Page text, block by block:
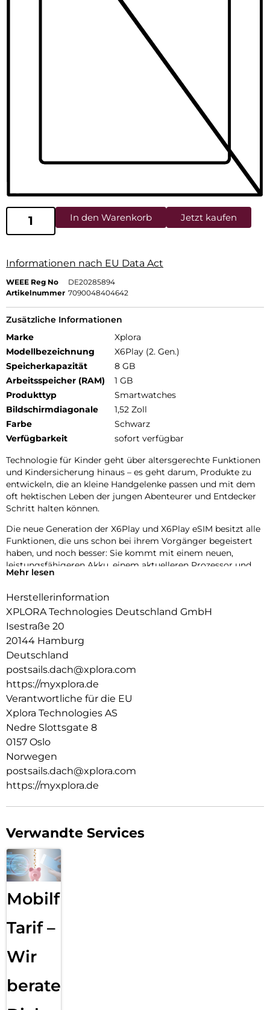
In den Warenkorb Jetzt kaufen
Informationen nach EU Data Act
WEEE Reg No
DE20285894
Artikelnummer 7090048404642
Zusätzliche Informationen
Marke
Xplora
Modellbezeichnung
X6Play (2. Gen.)
Speicherkapazität
8 GB
Arbeitsspeicher (RAM)
1 GB
Produkttyp
Smartwatches
Bildschirmdiagonale
1,52 Zoll
Farbe
Schwarz
Verfügbarkeit
sofort verfügbar
Technologie für Kinder geht über altersgerechte Funktionen
und Kindersicherung hinaus – es geht darum, Produkte zu
entwickeln, die an kleine Handgelenke passen und mit dem
oft hektischen Leben der jungen Abenteurer und Entdecker
Schritt halten können.
Die neue Generation der X6Play und X6Play eSIM besitzt alle
Funktionen, die uns schon bei ihrem Vorgänger begeistert
haben, und noch besser: Sie kommt mit einem neuen,
leistungsfähigeren Akku, einem aktuelleren Prozessor und
einem gewebten, elastischen Textilarmband für noch mehr
Das neue Design umfasst außerdem zwei austauschbare
Frames zum Individualisieren der Uhr. Die neue Generation
Eltern, die sich für ihr Kind einen sicheren Einstieg in die
digitale Kommunikation wünschen, ohne Kompromisse bei
Zuverlässigkeit und Qualität einzugehen.
Mehr lesen
Herstellerinformation
XPLORA Technologies Deutschland GmbH
Isestraße 20
20144 Hamburg
Deutschland
postsails.dach@xplora.com
https://myxplora.de
Verantwortliche für die EU
Xplora Technologies AS
Nedre Slottsgate 8
0157 Oslo
Norwegen
postsails.dach@xplora.com
https://myxplora.de
Verwandte Services
Mobilfunk
Tarif –
Wir
beraten